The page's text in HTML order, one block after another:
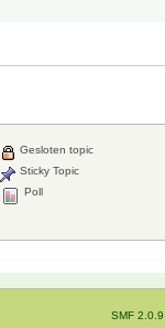
Gesloten topic
Sticky Topic
Poll
SMF 2.0.9